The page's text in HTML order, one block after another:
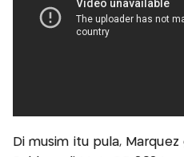
Di musim itu pula,